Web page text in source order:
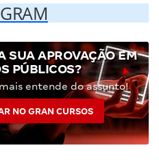
SUA APROVAÇÃO EM
PÚBLICOS?
entende do assunto!
NO GRAN CURSOS